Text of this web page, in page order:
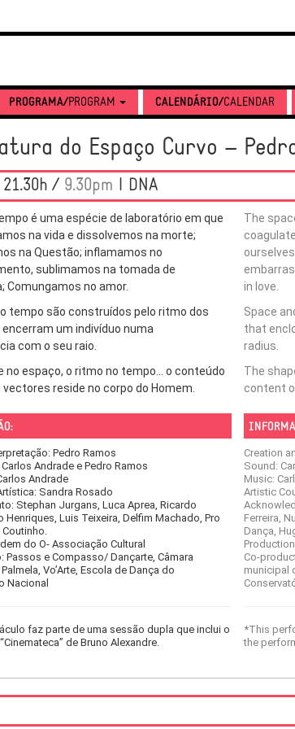
PROGRAMA/PROGRAM CALENDÁRIO/CALENDAR
do Espaço Curvo –
/ 9.30pm | DNA
é uma espécie de laboratório em que
na vida e dissolvemos na morte;
na Questão; inflamamos no
sublimamos na tomada de
Comungamos no amor.
tempo são construídos pelo ritmo dos
um indivíduo numa
com o seu raio.
no espaço, o ritmo no tempo… o conteúdo
reside no corpo do Homem.
Pedro Ramos
Andrade e Pedro Ramos
Andrade
Sandra Rosado
Stephan Jurgans, Luca Aprea, Ricardo
Henriques, Luis Teixeira, Delfim Machado, Pro
do O- Associação Cultural
Passos e Compasso/ Dançarte, Câmara
Vo’Arte, Escola de Dança do
Nacional
faz parte de uma sessão dupla que inclui o
de Bruno Alexandre.
The
in love.
Space
that
radius.
The
content
Creation
Sound:
Music:
Artistic
Ferreira,
Dança,
Co-
municipal
*This
the